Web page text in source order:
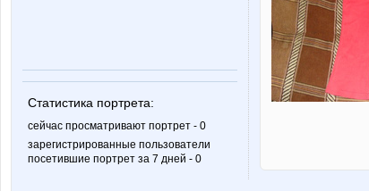
Статистика портрета:
сейчас просматривают портрет - 0
зарегистрированные пользователи
посетившие портрет за 7 дней - 0